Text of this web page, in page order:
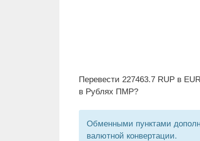
Перевести 227463.7 RUP в
в Рублях ПМР?
Обменными пунктами
валютной конвертации.